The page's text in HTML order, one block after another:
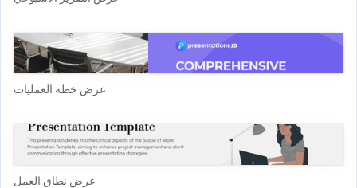
عرض خطة العمليات
عرض نطاق العمل